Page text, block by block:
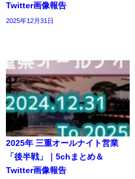
Twitter画像報告
2025年12月31日
2025年 三重オールナイト営業
「後半戦」｜5chまとめ＆
Twitter画像報告